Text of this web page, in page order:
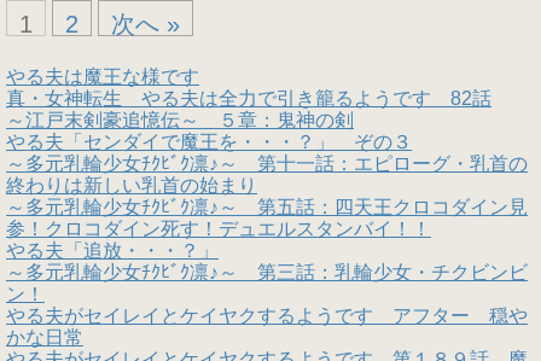
1 2 次へ »
やる夫は魔王な様です
真・女神転生 やる夫は全力で引き籠るようです 82話
～江戸末剣豪追憶伝～ ５章：鬼神の剣
やる夫「センダイで魔王を・・・？」 ぞの３
～多元乳輪少女ﾁｸﾋﾞｸ凛♪～ 第十一話：エピローグ・乳首の
終わりは新しい乳首の始まり
～多元乳輪少女ﾁｸﾋﾞｸ凛♪～ 第五話：四天王クロコダイン見
参！クロコダイン死す！デュエルスタンバイ！！
やる夫「追放・・・？」
～多元乳輪少女ﾁｸﾋﾞｸ凛♪～ 第三話：乳輪少女・チクビンビ
ン！
やる夫がセイレイとケイヤクするようです アフター 穏や
かな日常